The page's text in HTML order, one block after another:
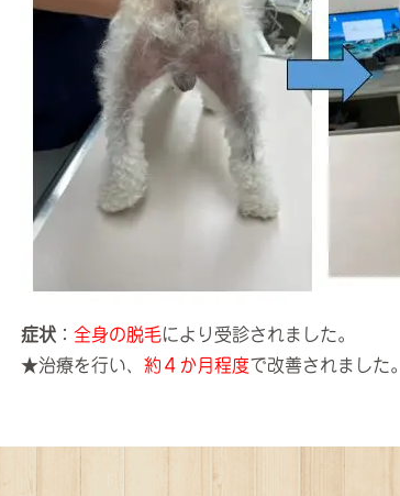
症状 ： 全身の脱毛により受診されました。
★治療を行い、 約４か月程度で改善されました。